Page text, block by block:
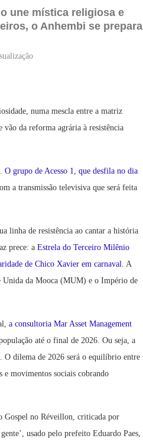
une mística religiosa e
o Anhembi se prepara
numa mescla entre a matriz
vão da reforma agrária à resistência
. O grupo de Acesso 1, que desfila no dia
a transmissão televisiva que será feita
linha de resistência ao cantar a história
prece: a Estrela do Terceiro Milênio
de Chico Xavier em carnaval. A
Unida da Mooca (MUM) e o Império de
a consultoria Mar Asset Management
até o final de 2026. Ou seja, a
O dilema de 2026 será o equilíbrio entre
e movimentos sociais cobrando
Gospel no Réveillon, criticada por
usado pelo prefeito Eduardo Paes,